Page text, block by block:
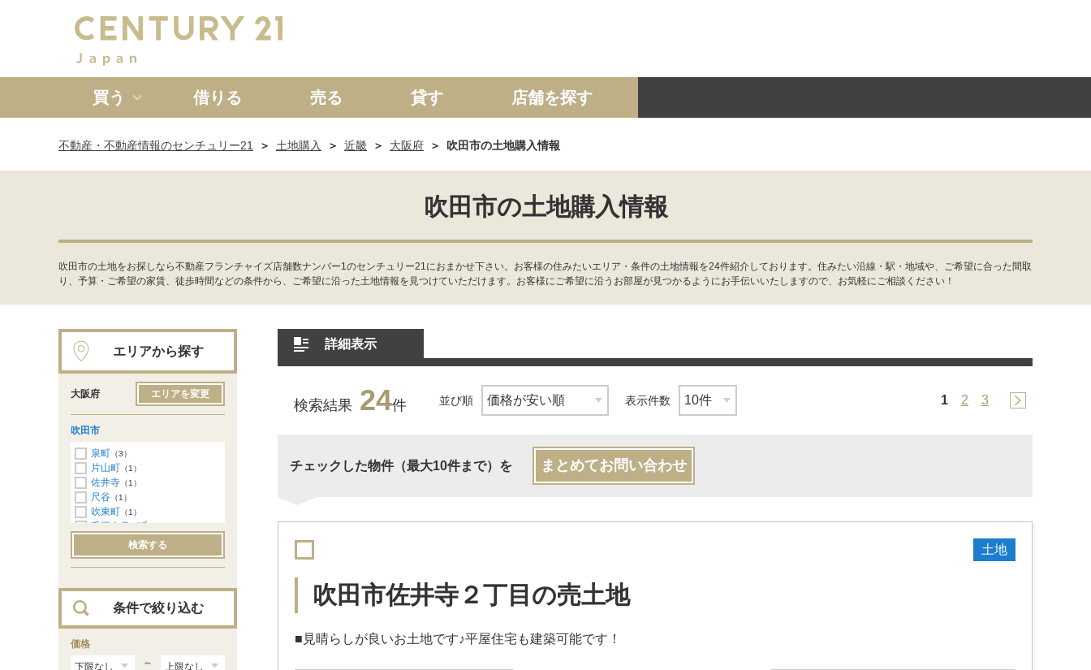
買う
新築一戸建て 中古一戸建て マンション 土地
借りる 売る 貸す 店舗を探す
不動産・不動産情報のセンチュリー21 土地購入 近畿 大阪府 吹田市の土地購入情報
吹田市の土地購入情報
吹田市の土地をお探しなら不動産フランチャイズ店舗数ナンバー1のセンチュリー21におまかせ下さい。お客様の住みたいエリア・条件の土地情報を24件紹介しております。住みたい沿線・駅・地域や、ご希望に合った間取
り、予算・ご希望の家賃、徒歩時間などの条件から、ご希望に沿った土地情報を見つけていただけます。お客様にご希望に沿うお部屋が見つかるようにお手伝いいたしますので、お気軽にご相談ください！
詳細表示
検索結果 24件 並び順 表示件数 1 2 3
チェックした物件（最大10件まで）を まとめてお問い合わせ
土地
吹田市佐井寺２丁目の売土地
■見晴らしが良いお土地です♪平屋住宅も建築可能です！
エリアから探す
大阪府 エリアを変更
吹田市
泉町 （3）
片山町 （1）
佐井寺 （1）
尺谷 （1）
吹東町 （1）
千里山月が丘
千里山東（1）
藤が丘町（1）
藤白台（2）
穂波町 （1）
南吹田（1）
山田西（2）
五月が丘南
検索する
条件で絞り込む
価格
～